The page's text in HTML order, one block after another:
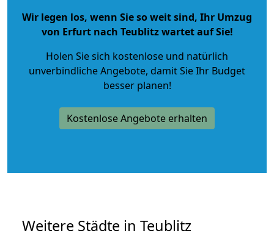
Wir legen los, wenn Sie so weit sind, Ihr Umzug
von Erfurt nach Teublitz wartet auf Sie!
Holen Sie sich kostenlose und natürlich
unverbindliche Angebote, damit Sie Ihr Budget
besser planen!
Kostenlose Angebote erhalten
Weitere Städte in Teublitz